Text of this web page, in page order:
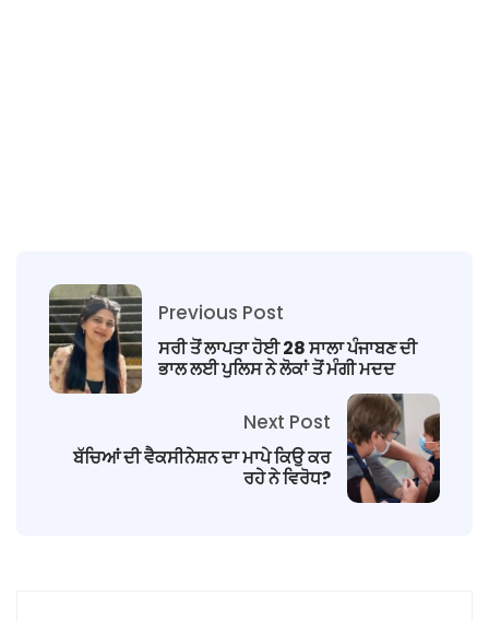
Previous Post
ਸਰੀ ਤੋਂ ਲਾਪਤਾ ਹੋਈ 28 ਸਾਲਾ ਪੰਜਾਬਣ ਦੀ
ਭਾਲ ਲਈ ਪੁਲਿਸ ਨੇ ਲੋਕਾਂ ਤੋਂ ਮੰਗੀ ਮਦਦ
Next Post
ਬੱਚਿਆਂ ਦੀ ਵੈਕਸੀਨੇਸ਼ਨ ਦਾ ਮਾਪੇ ਕਿਉ ਕਰ
ਰਹੇ ਨੇ ਵਿਰੋਧ?